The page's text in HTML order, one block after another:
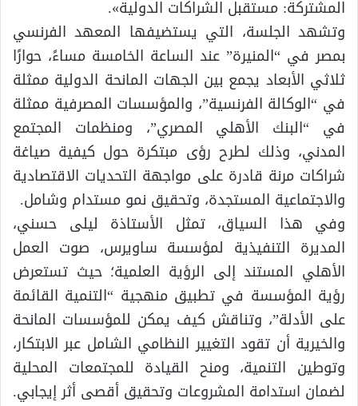
المشتركة: مستقبل الشراكات الدولية».
وتشهد الجلسة، التي يستضيفها المعهد الفرنسي
بمصر في “المنيرة” عند الساعة الخامسة مساءً، حوارًا
ثلاثي الأبعاد يجمع بين الجهات المانحة الدولية ممثلة
في “الوكالة الفرنسية”، والمؤسسات المصرفية ممثلة
في “البنك الأهلي المصري”، ومنظمات المجتمع
المدني، وذلك لطرح رؤى مبتكرة حول كيفية صياغة
شراكات مرنة قادرة على مواجهة التحديات الاقتصادية
والاجتماعية المستجدة، وتحقيق نمو مستدام وشامل.
وفي هذا السياق، تمثل الأستاذة ليلى حسني،
المديرة التنفيذية لمؤسسة ساويرس، صوت العمل
الأهلي المستند إلى الرؤية العلمية؛ حيث تستعرض
رؤية المؤسسة في تطبيق منهجية “التنمية القائمة
على الأدلة”، وتناقش كيف يمكن للمؤسسات المانحة
والخيرية أن تقود التغيير النظامي الشامل عبر الابتكار،
وتوطين التنمية، ومنح القيادة للمجتمعات المحلية
لضمان استدامة المشروعات وتحقيق أقصى أثر إيجابي.